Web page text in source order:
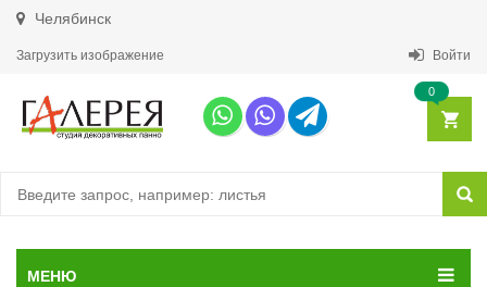
Челябинск
Загрузить изображение Войти
0
МЕНЮ